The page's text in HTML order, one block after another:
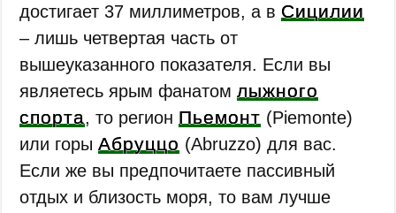
достигает 37 миллиметров, а в Сицилии
– лишь четвертая часть от
вышеуказанного показателя. Если вы
являетесь ярым фанатомлыжного
спорта, то регион Пьемонт (Piemonte)
или горыАбруццо (Abruzzo) для вас.
Если же вы предпочитаете пассивный
отдых и близость моря, то вам лучше